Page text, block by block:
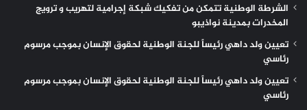
الشرطة الوطنية تتمكن من تفكيك شبكة إجرامية لتهريب و ترويج
المخدرات بمدينة نواذيبو
تعيين ولد داهي رئيساً للجنة الوطنية لحقوق الإنسان بموجب مرسوم
رئاسي
تعيين ولد داهي رئيساً للجنة الوطنية لحقوق الإنسان بموجب مرسوم
رئاسي